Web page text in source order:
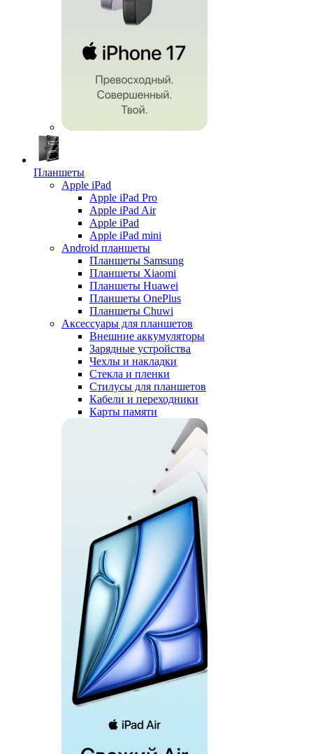
Планшеты
Apple iPad
Apple iPad Pro
Apple iPad Air
Apple iPad
Apple iPad mini
Android планшеты
Планшеты Samsung
Планшеты Xiaomi
Планшеты Huawei
Планшеты OnePlus
Планшеты Chuwi
Аксессуары для планшетов
Внешние аккумуляторы
Зарядные устройства
Чехлы и накладки
Стекла и пленки
Стилусы для планшетов
Кабели и переходники
Карты памяти